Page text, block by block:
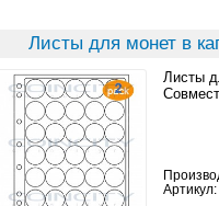
Листы для монет в
Листы
Артикул: